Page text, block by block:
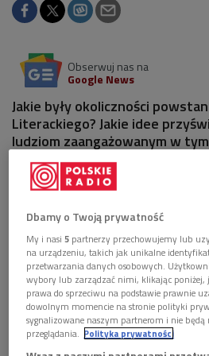
Obserwuj nas na
Google News
Jakie były okoliczności
Literackiego? Jakie idee
ludziom zaangażowanym w
rzymskim okresie działalności
dorobek Instytutu z tego
przygotowanej z okazji Roku
opowiadał o tym prof.
historyk, kierujący Centrum
Uniwersytecie Łódzkim, autor
w 1946 roku".
Dbamy o Twoją prywatność
My i nasi5 partnerzy przechowujemy lub
na urządzeniu, takich jak unikalne
przetwarzania danych osobowych.
wybory lub zarządzać nimi, klikając poniżej,
prawa do sprzeciwu na podstawie prawnie
dowolnym momencie na stronie polityki
sygnalizowane naszym partnerom i nie będą
przeglądania. Polityka prywatności